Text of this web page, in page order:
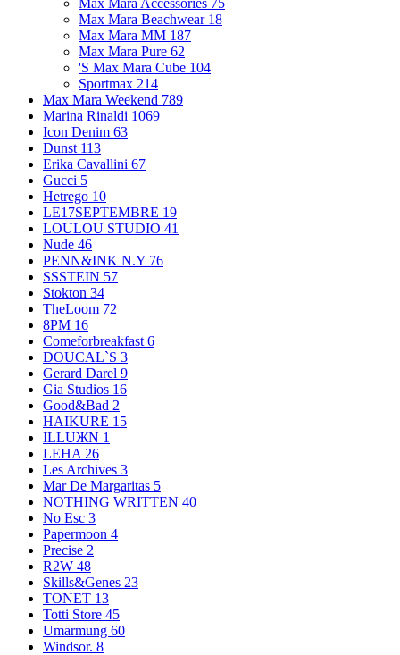
Max Mara Accessories 75
Max Mara Beachwear 18
Max Mara MM 187
Max Mara Pure 62
'S Max Mara Cube 104
Sportmax 214
Max Mara Weekend 789
Marina Rinaldi 1069
Icon Denim 63
Dunst 113
Erika Cavallini 67
Gucci 5
Hetrego 10
LE17SEPTEMBRE 19
LOULOU STUDIO 41
Nude 46
PENN&INK N.Y 76
SSSTEIN 57
Stokton 34
TheLoom 72
8PM 16
Comeforbreakfast 6
DOUCAL`S 3
Gerard Darel 9
Gia Studios 16
Good&Bad 2
HAIKURE 15
ILLUЖN 1
LEHA 26
Les Archives 3
Mar De Margaritas 5
NOTHING WRITTEN 40
No Esc 3
Papermoon 4
Precise 2
R2W 48
Skills&Genes 23
TONET 13
Totti Store 45
Umarmung 60
Windsor. 8